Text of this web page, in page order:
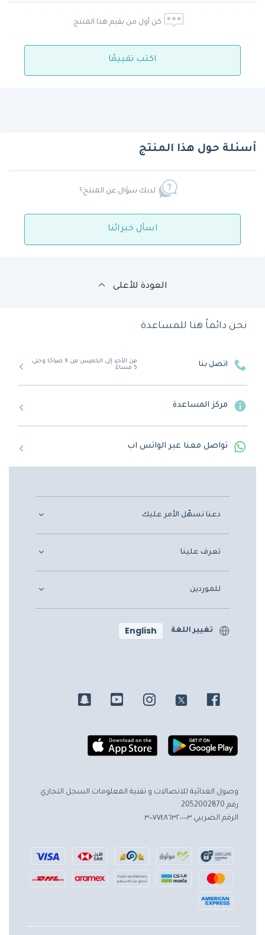
كن أول من يقيم هذا المنتج
اكتب تقييمًا
أسئلة حول هذا المنتج
لديك سؤال عن المنتج؟
اسأل خبرائنا
العودة للأعلى
نحن دائماً هنا للمساعدة
اتصل بنا
من الأحد إلى الخميس من 9 صباحًا وحتى
5 مساءً
مركز المساعدة
تواصل معنا عبر الواتس اب
دعنا نسهّل الأمر عليك
تعرف علينا
للموردين
تغيير اللغة English
وصول الغذائية للاتصالات و تقنية المعلومات السجل التجاري
رقم 2052002870
الرقم الضريبي ٣٠٠٧٧٤٨٦٣٢٠٠٠٠٣